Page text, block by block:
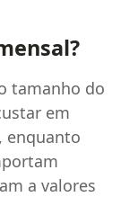
tamanho do
em
enquanto
a valores